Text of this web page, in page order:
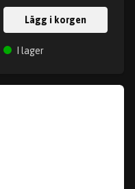
Lägg i korgen
I lager